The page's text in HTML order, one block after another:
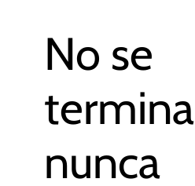
No se
termina
nunca